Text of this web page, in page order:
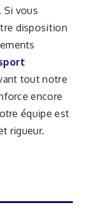
Si vous
disposition
tout notre
encore
équipe est
rigueur.